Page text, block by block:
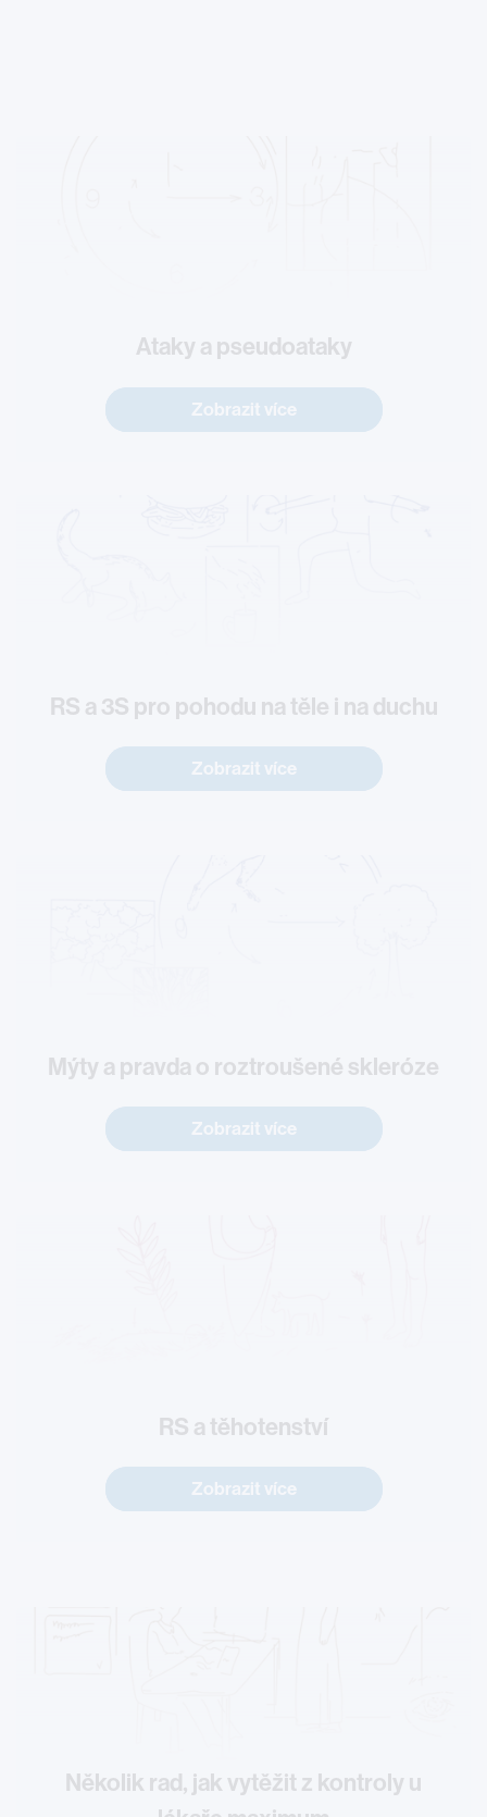
Ataky a pseudoataky
Zobrazit více
RS a 3S pro pohodu na těle i na duchu
Zobrazit více
Mýty a pravda o roztroušené skleróze
Zobrazit více
RS a těhotenství
Zobrazit více
Několik rad, jak vytěžit z kontroly u